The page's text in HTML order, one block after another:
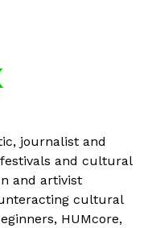
journalist and
and cultural
and artivist
cultural
HUMcore,